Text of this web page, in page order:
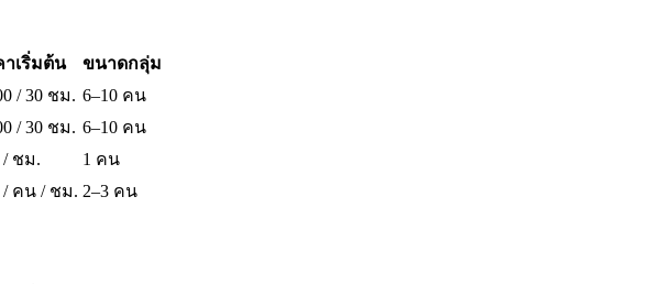
าเริ่มต้น
ขนาดกลุ่ม
/ 30 ชม. 6–10 คน
/ 30 ชม. 6–10 คน
/ ชม.
1 คน
/ คน / ชม. 2–3 คน